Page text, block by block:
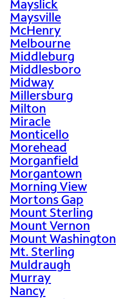
Mayslick
Maysville
McHenry
Melbourne
Middleburg
Middlesboro
Midway
Millersburg
Milton
Miracle
Monticello
Morehead
Morganfield
Morgantown
Morning View
Mortons Gap
Mount Sterling
Mount Vernon
Mount Washington
Mt. Sterling
Muldraugh
Murray
Nancy